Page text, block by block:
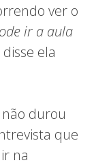
ver o
ir a aula
disse ela
durou
que
na